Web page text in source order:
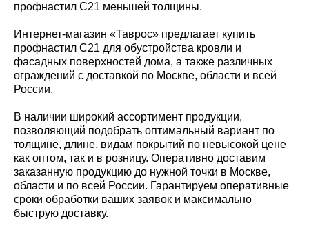
профнастил С21 меньшей толщины.
Интернет-магазин «Таврос» предлагает купить
профнастил С21 для обустройства кровли и
фасадных поверхностей дома, а также различных
ограждений с доставкой по Москве, области и всей
России.
В наличии широкий ассортимент продукции,
позволяющий подобрать оптимальный вариант по
толщине, длине, видам покрытий по невысокой цене
как оптом, так и в розницу. Оперативно доставим
заказанную продукцию до нужной точки в Москве,
области и по всей России. Гарантируем оперативные
сроки обработки ваших заявок и максимально
быструю доставку.